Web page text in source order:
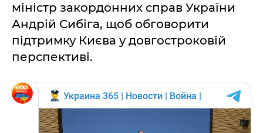
міністр закордонних справ України
Андрій Сибіга, щоб обговорити
підтримку Києва у довгостроковій
перспективі.